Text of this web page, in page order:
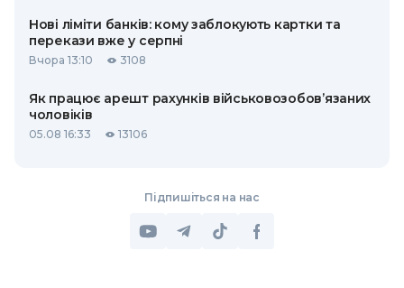
Нові ліміти банків: кому заблокують картки та
перекази вже у серпні
Вчора 13:10 3108
Як працює арешт рахунків військовозобов’язаних
чоловіків
05.08 16:33 13106
Підпишіться на нас